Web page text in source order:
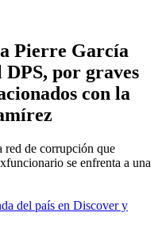
Pierre García
por graves
con la
red de corrupción que
se enfrenta a una
del país en Discover y